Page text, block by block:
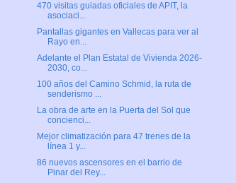
470 visitas guiadas oficiales de APIT, la
asociaci...
Pantallas gigantes en Vallecas para ver al
Rayo en...
Adelante el Plan Estatal de Vivienda 2026-
2030, co...
100 años del Camino Schmid, la ruta de
senderismo ...
La obra de arte en la Puerta del Sol que
concienci...
Mejor climatización para 47 trenes de la
línea 1 y...
86 nuevos ascensores en el barrio de
Pinar del Rey...